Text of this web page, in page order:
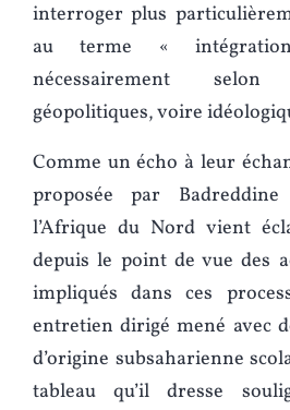
interroger plus
au terme «
nécessairement
géopolitiques, voire
Comme un écho à leur
proposée par
l’Afrique du Nord vient
depuis le point de vue des
impliqués dans ces
entretien dirigé mené avec
d’origine subsaharienne
tableau qu’il dresse